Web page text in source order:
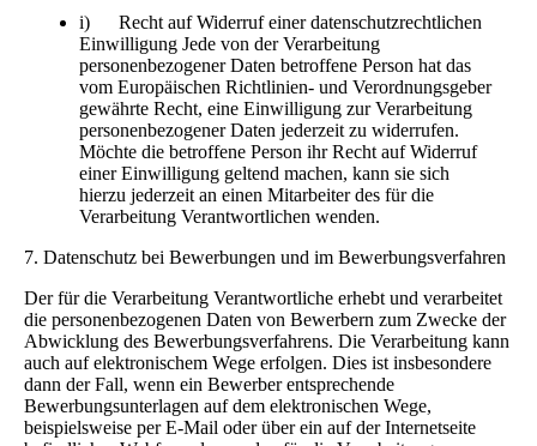
i) Recht auf Widerruf einer datenschutzrechtlichen
Einwilligung Jede von der Verarbeitung
personenbezogener Daten betroffene Person hat das
vom Europäischen Richtlinien- und Verordnungsgeber
gewährte Recht, eine Einwilligung zur Verarbeitung
personenbezogener Daten jederzeit zu widerrufen.
Möchte die betroffene Person ihr Recht auf Widerruf
einer Einwilligung geltend machen, kann sie sich
hierzu jederzeit an einen Mitarbeiter des für die
Verarbeitung Verantwortlichen wenden.
7. Datenschutz bei Bewerbungen und im Bewerbungsverfahren
Der für die Verarbeitung Verantwortliche erhebt und verarbeitet
die personenbezogenen Daten von Bewerbern zum Zwecke der
Abwicklung des Bewerbungsverfahrens. Die Verarbeitung kann
auch auf elektronischem Wege erfolgen. Dies ist insbesondere
dann der Fall, wenn ein Bewerber entsprechende
Bewerbungsunterlagen auf dem elektronischen Wege,
beispielsweise per E-Mail oder über ein auf der Internetseite